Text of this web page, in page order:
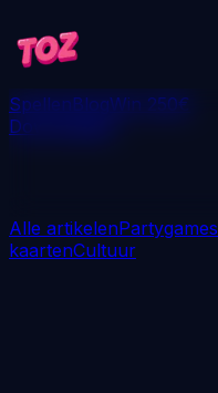
SpellenBlogWin 250€
Downloaden
Alle artikelenPartygames
kaartenCultuur